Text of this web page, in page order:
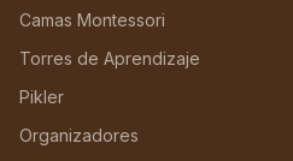
Camas Montessori
Torres de Aprendizaje
Pikler
Organizadores